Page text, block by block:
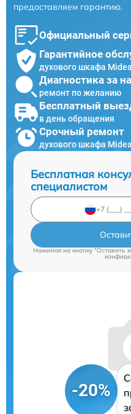
предоставляем гарантию.
Официальный
Гарантийное
духового шкафа
Диагностика за
ремонт по желанию
Бесплатный
в день обращения
Срочный ремонт
духового шкафа
Бесплатная
специалистом
Нажимая на кнопку "Оставить
-20%